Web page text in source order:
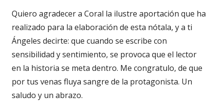
Quiero agradecer a Coral la ilustre aportación que ha
realizado para la elaboración de esta nótala, y a ti
Ángeles decirte: que cuando se escribe con
sensibilidad y sentimiento, se provoca que el lector
en la historia se meta dentro. Me congratulo, de que
por tus venas fluya sangre de la protagonista. Un
saludo y un abrazo.